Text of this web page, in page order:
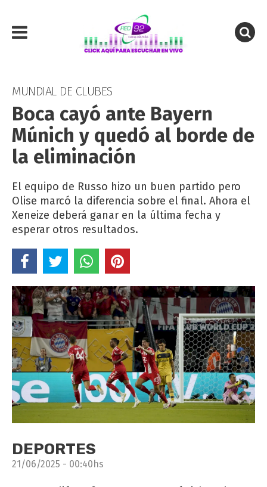
MUNDIAL DE CLUBES
Boca cayó ante Bayern
Múnich y quedó al borde de
la eliminación
El equipo de Russo hizo un buen partido pero
Olise marcó la diferencia sobre el final. Ahora el
Xeneize deberá ganar en la última fecha y
esperar otros resultados.
DEPORTES
21/06/2025 - 00:40hs